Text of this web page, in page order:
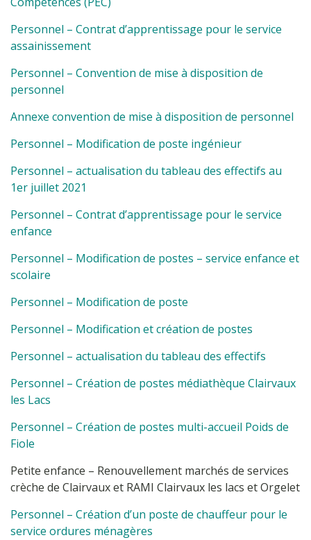
Personnel – Contrat d’apprentissage pour le service
assainissement
Personnel – Convention de mise à disposition de
personnel
Annexe convention de mise à disposition de personnel
Personnel – Modification de poste ingénieur
Personnel – actualisation du tableau des effectifs au
1er juillet 2021
Personnel – Contrat d’apprentissage pour le service
enfance
Personnel – Modification de postes – service enfance et
scolaire
Personnel – Modification de poste
Personnel – Modification et création de postes
Personnel – actualisation du tableau des effectifs
Personnel – Création de postes médiathèque Clairvaux
les Lacs
Personnel – Création de postes multi-accueil Poids de
Fiole
Petite enfance – Renouvellement marchés de services
crèche de Clairvaux et RAMI Clairvaux les lacs et Orgelet
Personnel – Création d’un poste de chauffeur pour le
service ordures ménagères